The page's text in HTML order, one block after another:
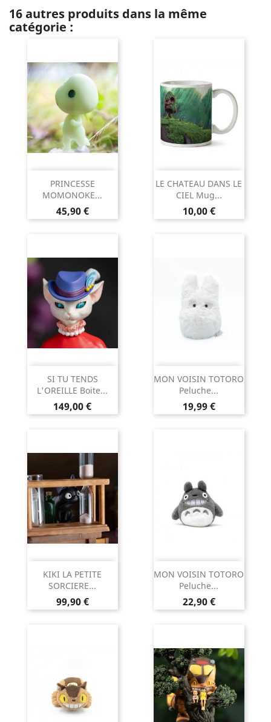
16 autres produits dans la même
catégorie :
PRINCESSE
MOMONOKE...
Prix
45,90 €
LE CHATEAU DANS LE
CIEL Mug...
Prix
10,00 €
SI TU TENDS
L'OREILLE Boite...
Prix
149,00 €
MON VOISIN TOTORO
Peluche...
Prix
19,99 €
KIKI LA PETITE
SORCIERE...
Prix
99,90 €
MON VOISIN TOTORO
Peluche...
Prix
22,90 €